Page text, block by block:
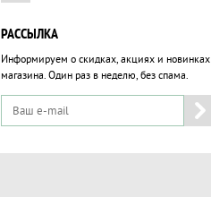
РАССЫЛКА
Информируем о скидках, акциях и новинках
магазина. Один раз в неделю, без спама.